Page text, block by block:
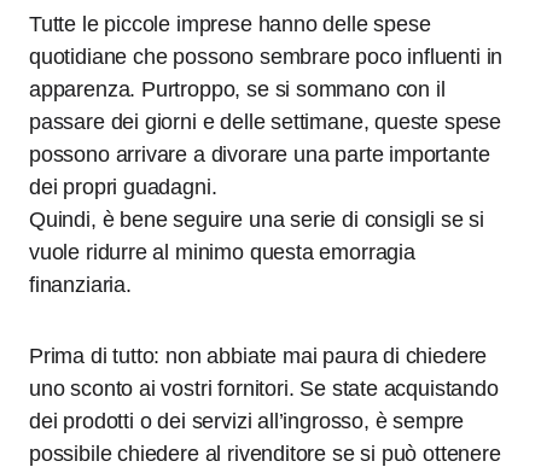
Tutte le piccole imprese hanno delle spese
quotidiane che possono sembrare poco influenti in
apparenza. Purtroppo, se si sommano con il
passare dei giorni e delle settimane, queste spese
possono arrivare a divorare una parte importante
dei propri guadagni.
Quindi, è bene seguire una serie di consigli se si
vuole ridurre al minimo questa emorragia
finanziaria.
Prima di tutto: non abbiate mai paura di chiedere
uno sconto ai vostri fornitori. Se state acquistando
dei prodotti o dei servizi all’ingrosso, è sempre
possibile chiedere al rivenditore se si può ottenere